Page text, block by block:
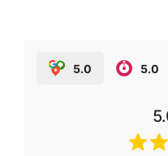
5.0 5.0